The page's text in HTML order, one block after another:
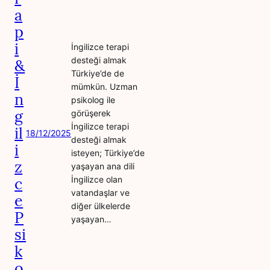
a
p
i
&
İ
n
g
il
i
z
c
e
P
si
k
18/12/2025
İngilizce terapi
desteği almak
Türkiye’de de
mümkün. Uzman
psikolog ile
görüşerek
İngilizce terapi
desteği almak
isteyen; Türkiye’de
yaşayan ana dili
İngilizce olan
vatandaşlar ve
diğer ülkelerde
yaşayan…